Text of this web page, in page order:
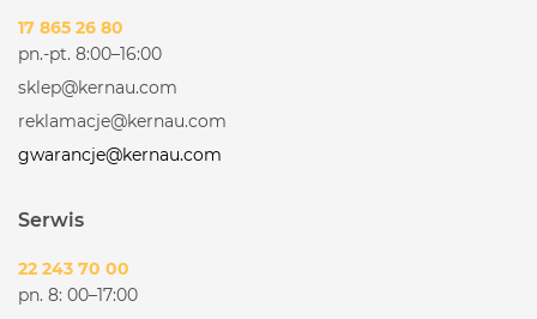
17 865 26 80
pn.-pt. 8:00–16:00
sklep@kernau.com
reklamacje@kernau.com
gwarancje@kernau.com
Serwis
22 243 70 00
pn. 8: 00–17:00